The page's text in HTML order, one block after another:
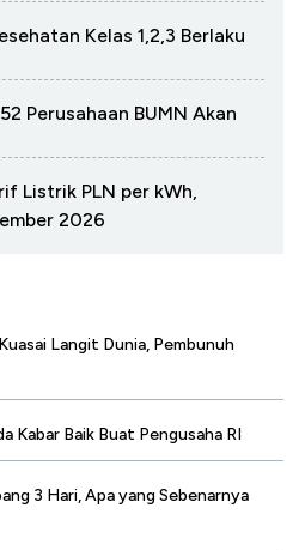
Kelas 1,2,3 Berlaku
Perusahaan BUMN Akan
Listrik PLN per kWh,
2026
Langit Dunia, Pembunuh
Kabar Baik Buat Pengusaha RI
3 Hari, Apa yang Sebenarnya